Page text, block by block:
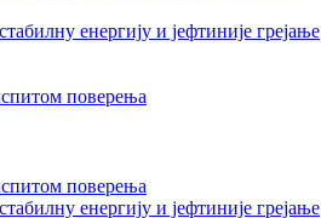
енергију и јефтиније грејање
поверења
поверења
енергију и јефтиније грејање